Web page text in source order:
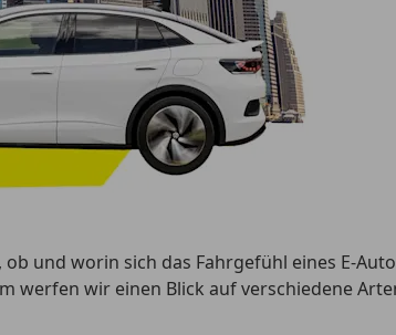
und worin sich das Fahrgefühl eines E-
werfen wir einen Blick auf verschiedene